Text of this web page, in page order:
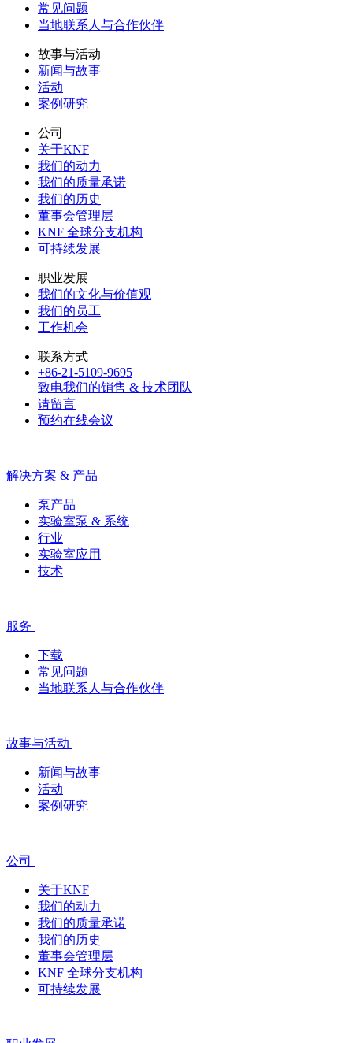
常见问题
当地联系人与合作伙伴
故事与活动
新闻与故事
活动
案例研究
公司
关于KNF
我们的动力
我们的质量承诺
我们的历史
董事会管理层
KNF 全球分支机构
可持续发展
职业发展
我们的文化与价值观
我们的员工
工作机会
联系方式
+86-21-5109-9695
致电我们的销售 & 技术团队
请留言
预约在线会议
解决方案 & 产品
泵产品
实验室泵 & 系统
行业
实验室应用
技术
服务
下载
常见问题
当地联系人与合作伙伴
故事与活动
新闻与故事
活动
案例研究
公司
关于KNF
我们的动力
我们的质量承诺
我们的历史
董事会管理层
KNF 全球分支机构
可持续发展